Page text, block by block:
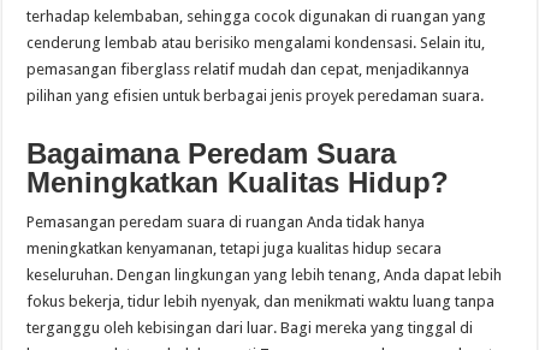
terhadap kelembaban, sehingga cocok digunakan di ruangan yang
cenderung lembab atau berisiko mengalami kondensasi. Selain itu,
pemasangan fiberglass relatif mudah dan cepat, menjadikannya
pilihan yang efisien untuk berbagai jenis proyek peredaman suara.
Bagaimana Peredam Suara
Meningkatkan Kualitas Hidup?
Pemasangan peredam suara di ruangan Anda tidak hanya
meningkatkan kenyamanan, tetapi juga kualitas hidup secara
keseluruhan. Dengan lingkungan yang lebih tenang, Anda dapat lebih
fokus bekerja, tidur lebih nyenyak, dan menikmati waktu luang tanpa
terganggu oleh kebisingan dari luar. Bagi mereka yang tinggal di